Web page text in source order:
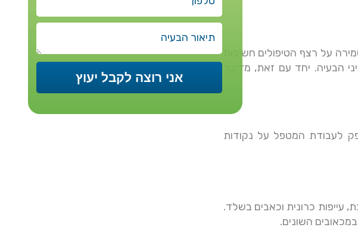
על רצף הטיפולים חשיבות
הבעיה. יחד עם זאת, מדובר
לעבודת המטפל על נקודות
עייפות כרונית וכאבים בשלד.
השונים.